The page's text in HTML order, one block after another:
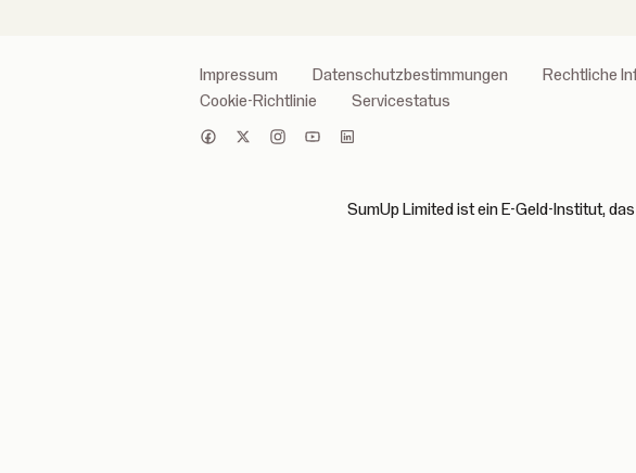
Impressum Datenschutzbestimmungen Rechtliche
Cookie-Richtlinie
Servicestatus
SumUp Limited ist ein E-Geld-Institut,